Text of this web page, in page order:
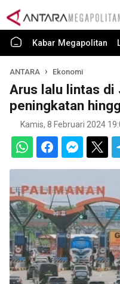
Kabar Megapolitan
ANTARA Ekonomi
Arus lalu lintas di
peningkatan
Kamis, 8 Februari 2024